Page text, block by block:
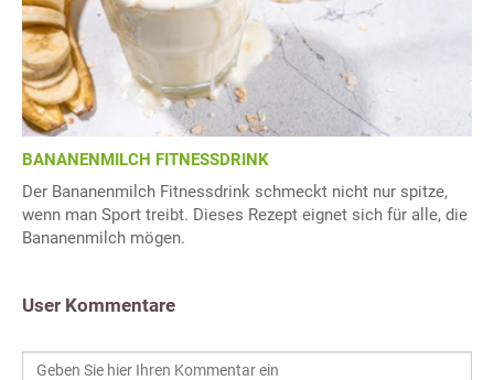
BANANENMILCH FITNESSDRINK
Der Bananenmilch Fitnessdrink schmeckt nicht nur spitze,
wenn man Sport treibt. Dieses Rezept eignet sich für alle, die
Bananenmilch mögen.
User Kommentare